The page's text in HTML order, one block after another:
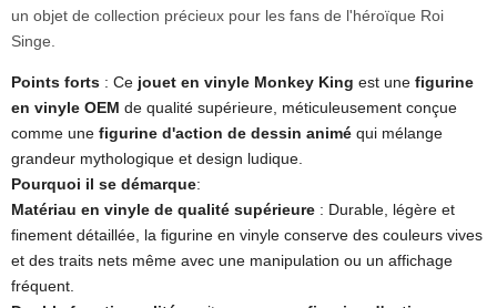
un objet de collection précieux pour les fans de l'héroïque Roi
Singe.
Points forts ​ ​: Ce jouet en vinyle Monkey King ​​ est une figurine
en vinyle OEM de qualité supérieure, méticuleusement conçue
comme une figurine d'action de dessin animé ​​ qui mélange
grandeur mythologique et design ludique.
Pourquoi il se démarque​:
Matériau en vinyle de qualité supérieure : Durable, légère et
finement détaillée, la figurine en vinyle conserve des couleurs vives
et des traits nets même avec une manipulation ou un affichage
fréquent.